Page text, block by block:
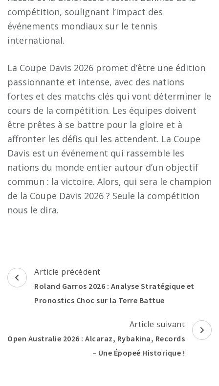
compétition, soulignant l’impact des
événements mondiaux sur le tennis
international.
La Coupe Davis 2026 promet d’être une édition
passionnante et intense, avec des nations
fortes et des matchs clés qui vont déterminer le
cours de la compétition. Les équipes doivent
être prêtes à se battre pour la gloire et à
affronter les défis qui les attendent. La Coupe
Davis est un événement qui rassemble les
nations du monde entier autour d’un objectif
commun : la victoire. Alors, qui sera le champion
de la Coupe Davis 2026 ? Seule la compétition
nous le dira.
Navigation
d'article
Article précédent
Roland Garros 2026 : Analyse Stratégique et
Pronostics Choc sur la Terre Battue
Article suivant
Open Australie 2026 : Alcaraz, Rybakina, Records
– Une Épopeé Historique !